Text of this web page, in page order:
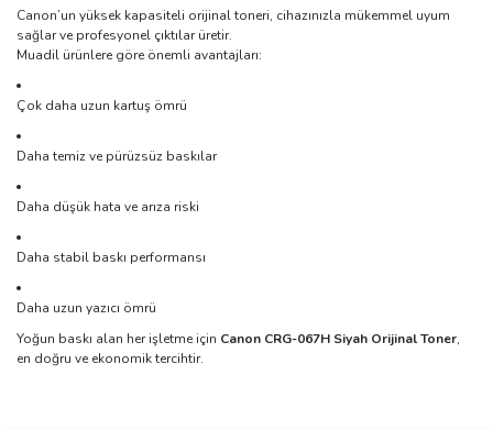
Canon’un yüksek kapasiteli orijinal toneri, cihazınızla mükemmel uyum
sağlar ve profesyonel çıktılar üretir.
Muadil ürünlere göre önemli avantajları:
Çok daha uzun kartuş ömrü
Daha temiz ve pürüzsüz baskılar
Daha düşük hata ve arıza riski
Daha stabil baskı performansı
Daha uzun yazıcı ömrü
Yoğun baskı alan her işletme için Canon CRG-067H Siyah Orijinal Toner,
en doğru ve ekonomik tercihtir.